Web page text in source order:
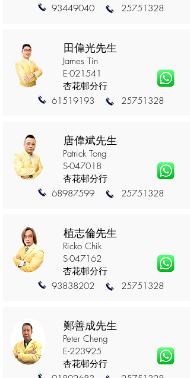
93449040
25751328
田偉光先生
James Tin
E-021541
杏花邨分行
61519193
25751328
唐偉斌先生
Patrick Tong
S-047018
杏花邨分行
68987599
25751328
植志倫先生
Ricko Chik
S-047162
杏花邨分行
93838202
25751328
鄭善成先生
Peter Cheng
E-223925
杏花邨分行